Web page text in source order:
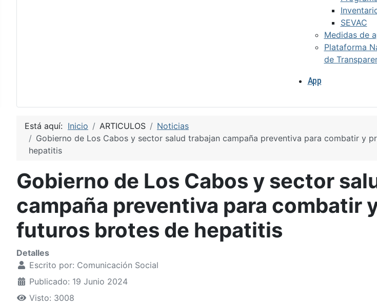
SEVAC
Medidas de
Plataforma
de
App
Está aquí: Inicio ARTICULOS
Noticias
Gobierno de Los Cabos y sector salud trabajan campaña preventiva para combatir y
hepatitis
Gobierno de Los Cabos y sector
campaña preventiva para combatir
futuros brotes de hepatitis
Detalles
Escrito por: Comunicación Social
Publicado: 19 Junio 2024
Visto: 3008